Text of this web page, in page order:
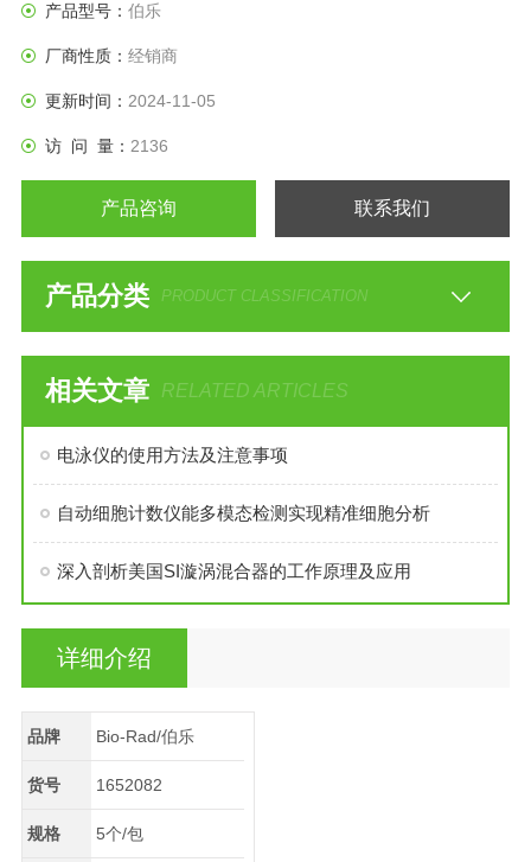
产品型号： 伯乐
厂商性质： 经销商
更新时间： 2024-11-05
访 问 量： 2136
产品咨询 联系我们
产品分类 PRODUCT CLASSIFICATION
相关文章 RELATED ARTICLES
电泳仪的使用方法及注意事项
自动细胞计数仪能多模态检测实现精准细胞分析
深入剖析美国SI漩涡混合器的工作原理及应用
详细介绍
品牌 Bio-Rad/伯乐
货号 1652082
规格 5个/包